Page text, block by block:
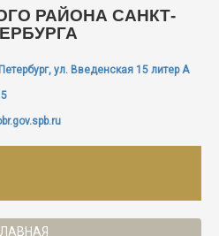
РАЙОНА САНКТ-
ул. Введенская 15 литер А